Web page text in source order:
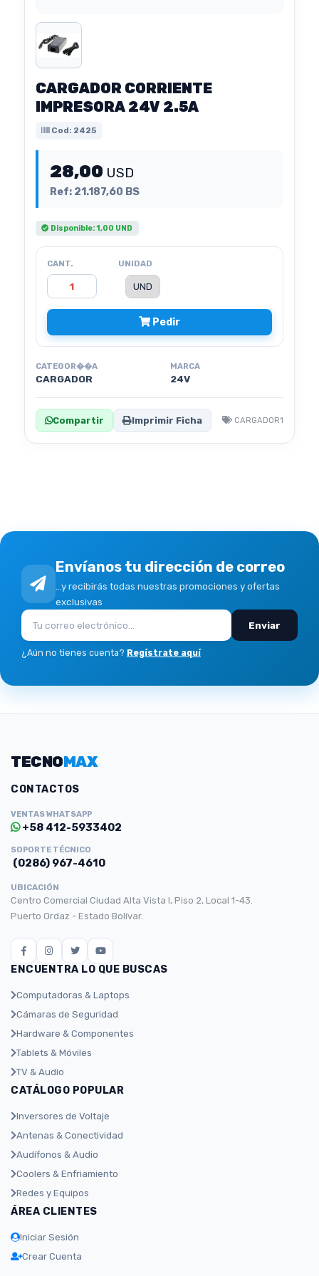
CARGADOR CORRIENTE
IMPRESORA 24V 2.5A
Cod: 2425
28,00 USD
Ref: 21.187,60 BS
Disponible: 1,00 UND
CANT. UNIDAD
Pedir
CATEGOR��A
CARGADOR
MARCA
24V
Compartir Imprimir Ficha CARGADOR1
Envíanos tu dirección de correo
...y recibirás todas nuestras promociones y ofertas
exclusivas
Enviar
¿Aún no tienes cuenta? Regístrate aquí
TECNOMAX
CONTACTOS
VENTAS WHATSAPP
+58 412-5933402
SOPORTE TÉCNICO
(0286) 967-4610
UBICACIÓN
Centro Comercial Ciudad Alta Vista I, Piso 2, Local 1-43.
Puerto Ordaz - Estado Bolívar.
ENCUENTRA LO QUE BUSCAS
Computadoras & Laptops
Cámaras de Seguridad
Hardware & Componentes
Tablets & Móviles
TV & Audio
CATÁLOGO POPULAR
Inversores de Voltaje
Antenas & Conectividad
Audífonos & Audio
Coolers & Enfriamiento
Redes y Equipos
ÁREA CLIENTES
Iniciar Sesión
Crear Cuenta